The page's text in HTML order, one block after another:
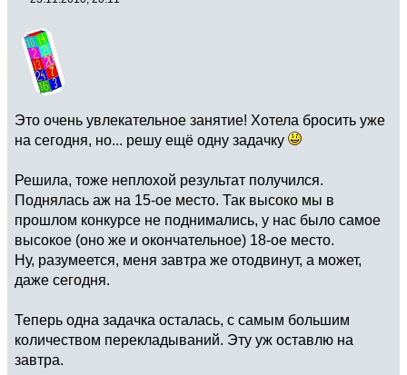
Это очень увлекательное занятие! Хотела бросить уже
на сегодня, но... решу ещё одну задачку
Решила, тоже неплохой результат получился.
Поднялась аж на 15-ое место. Так высоко мы в
прошлом конкурсе не поднимались, у нас было самое
высокое (оно же и окончательное) 18-ое место.
Ну, разумеется, меня завтра же отодвинут, а может,
даже сегодня.
Теперь одна задачка осталась, с самым большим
количеством перекладываний. Эту уж оставлю на
завтра.